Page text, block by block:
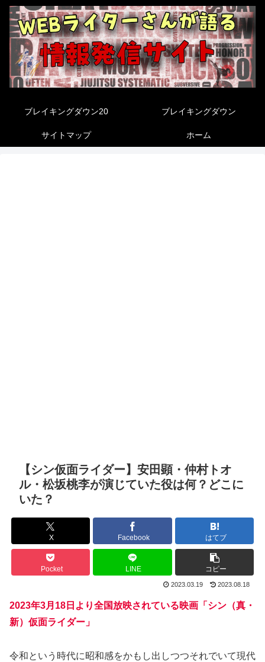
ブレイキングダウン20 ブレイキングダウン
サイトマップ ホーム
【シン仮面ライダー】安田顕・仲村トオ
ル・松坂桃李が演じていた役は何？どこに
いた？
X Facebook はてブ
Pocket LINE コピー
2023.03.19 2023.08.18
2023年3月18日より全国放映されている映画「シン（真・
新）仮面ライダー」
令和という時代に昭和感をかもし出しつつそれでいて現代